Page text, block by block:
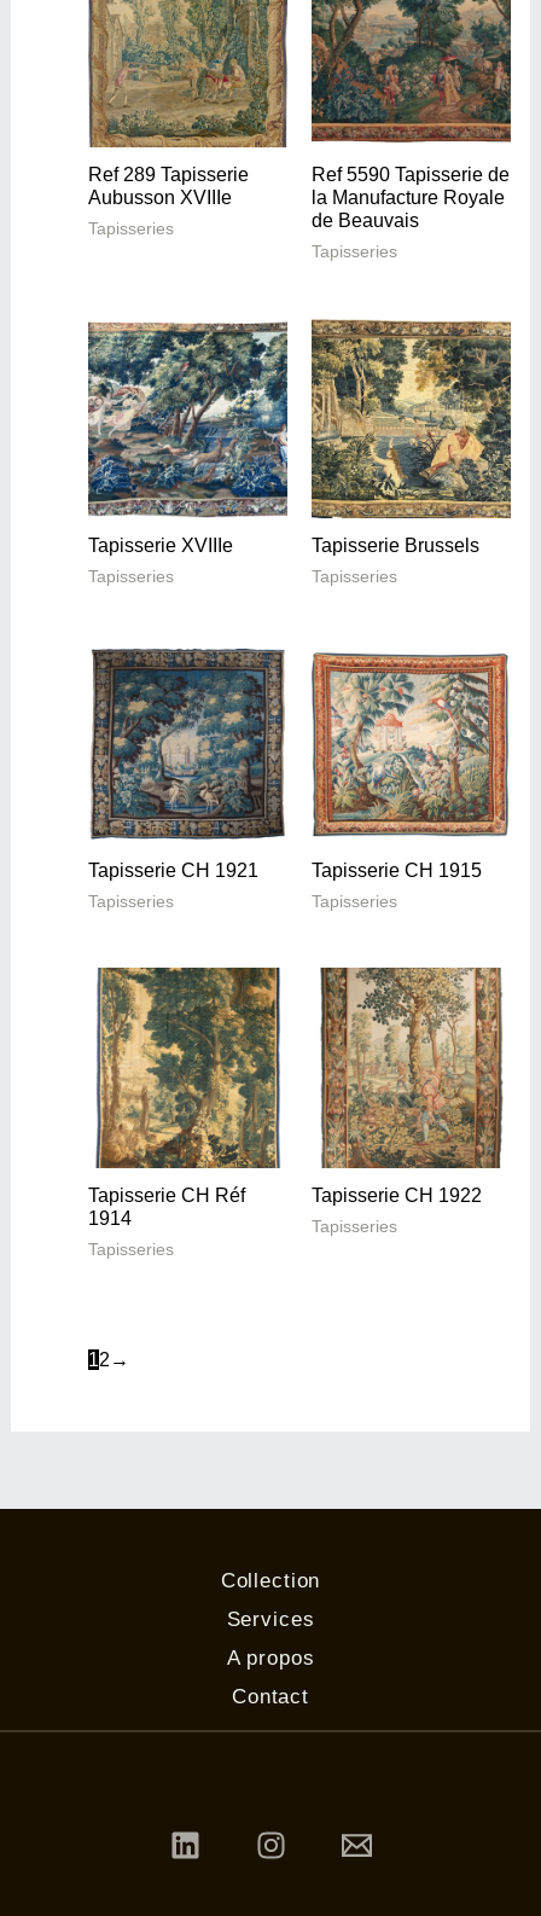
Ref 289 Tapisserie
Aubusson XVIIIe
Tapisseries
Ref 5590 Tapisserie de
la Manufacture Royale
de Beauvais
Tapisseries
Tapisserie XVIIIe
Tapisseries
Tapisserie Brussels
Tapisseries
Tapisserie CH 1921
Tapisseries
Tapisserie CH 1915
Tapisseries
Tapisserie CH Réf
1914
Tapisseries
Tapisserie CH 1922
Tapisseries
12 →
Collection
Services
A propos
Contact